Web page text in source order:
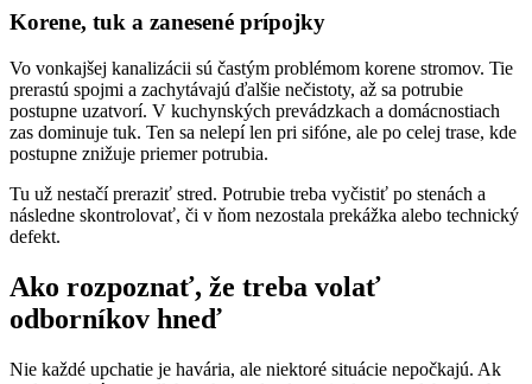
Korene, tuk a zanesené prípojky
Vo vonkajšej kanalizácii sú častým problémom korene stromov. Tie
prerastú spojmi a zachytávajú ďalšie nečistoty, až sa potrubie
postupne uzatvorí. V kuchynských prevádzkach a domácnostiach
zas dominuje tuk. Ten sa nelepí len pri sifóne, ale po celej trase, kde
postupne znižuje priemer potrubia.
Tu už nestačí preraziť stred. Potrubie treba vyčistiť po stenách a
následne skontrolovať, či v ňom nezostala prekážka alebo technický
defekt.
Ako rozpoznať, že treba volať
odborníkov hneď
Nie každé upchatie je havária, ale niektoré situácie nepočkajú. Ak